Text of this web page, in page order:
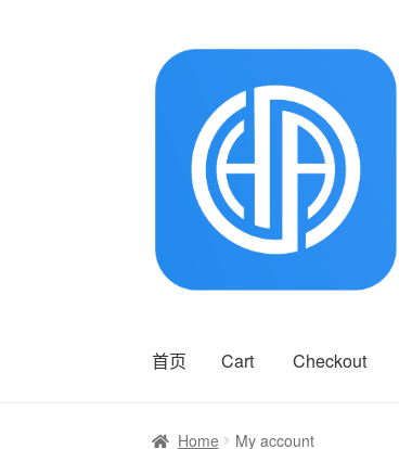
Skip
to
navigation
Skip
to
首页 Cart Checkout
首页Cart Checkout My account
Home My account